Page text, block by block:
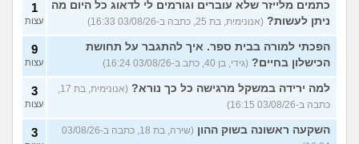
כתמים מלייזר שלא עוברים וגורמים לי לדאוג כל היום מה
ניתן לעשות? (אנונימית, בת 25, כתבה ב-03/08/26 16:33)
1
עצות
הפכתי למורה בבית ספר. איך להתגבר על תחושת
הכישלון בחיים? (גידי, בן 40, כתב ב-03/08/26 16:24)
9
עצות
למה ירידה במשקל מרגישה כל כך נורא?
(אנונימית, בת 17,
כתבה ב-03/08/26 16:15)
3
עצות
השקעה ראשונה בשוק ההון
(שירה, בת 18, כתבה ב-03/08/26
3